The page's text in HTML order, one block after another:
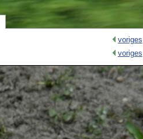
voriges
voriges